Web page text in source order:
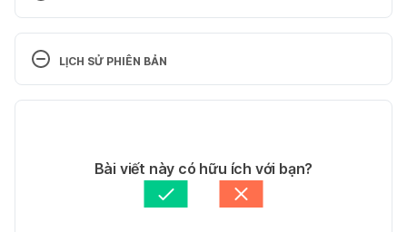
1. Vestibular (Balance) Exercises
https://www.umc.edu/Healthcare/ENT/Patient-
Handouts/Adult/Otology/Vestibular_Exercises.html
https://vestibular.org/article/coping-support/living-
with-a-vestibular-disorder/dietary-considerations/
Ngày truy cập: 05/12/2022
LỊCH SỬ PHIÊN BẢN
Tác giả: Phối Linh
Tham vấn y khoa: Bác sĩ Phan Mỹ Hạnh
Ngân Phạm
Bài viết này có hữu ích với bạn?